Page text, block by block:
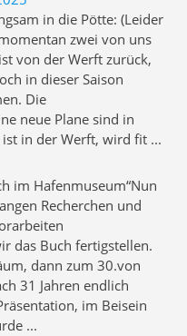
in die Pötte: (Leider
zwei von uns
von der Werft zurück,
in dieser Saison
Die
neue Plane sind in
in der Werft, wird fit ...
im Hafenmuseum“Nun
Recherchen und
das Buch fertigstellen.
dann zum 30.von
31 Jahren endlich
im Beisein
...